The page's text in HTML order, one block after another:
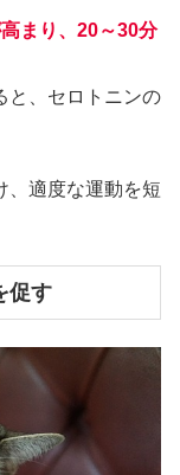
まり、20～30分
と、セロトニンの
、適度な運動を短
促す